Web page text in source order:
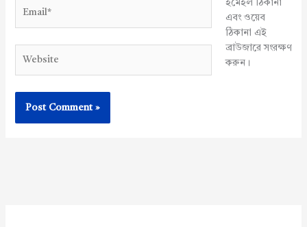
ইমেইল ঠিকানা
এবং ওয়েব
ঠিকানা এই
ব্রাউজারে সংরক্ষণ
করুন।